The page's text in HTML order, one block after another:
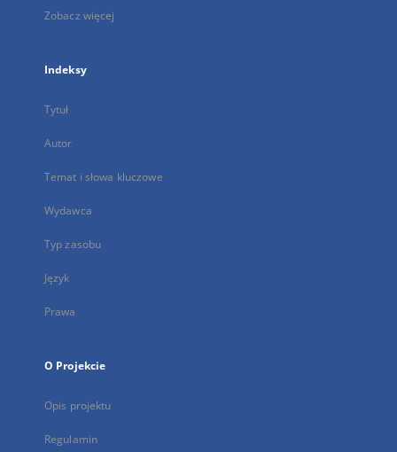
Zobacz więcej
Indeksy
Tytuł
Autor
Temat i słowa kluczowe
Wydawca
Typ zasobu
Język
Prawa
O Projekcie
Opis projektu
Regulamin